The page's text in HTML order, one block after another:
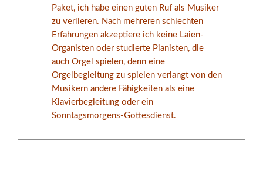
Paket, ich habe einen guten Ruf als Musiker
zu verlieren. Nach mehreren schlechten
Erfahrungen akzeptiere ich keine Laien-
Organisten oder studierte Pianisten, die
auch Orgel spielen, denn eine
Orgelbegleitung zu spielen verlangt von den
Musikern andere Fähigkeiten als eine
Klavierbegleitung oder ein
Sonntagsmorgens-Gottesdienst.